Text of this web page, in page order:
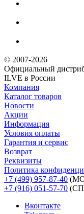
© 2007-2026
Официальный
ILVE в России
Компания
Каталог товаров
Новости
Акции
Информация
Условия оплаты
Гарантия и сервис
Возврат
Реквизиты
Политика
+7 (499) 957-87-40
+7 (916) 051-57-70
Вконтакте